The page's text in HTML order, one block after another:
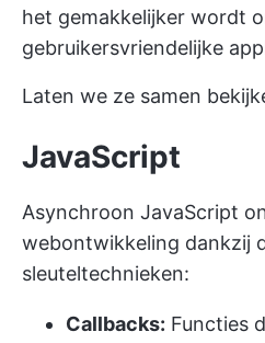
het gemakkelijker wordt
gebruikersvriendelijke
Laten we ze samen
JavaScript
Asynchroon JavaScript
webontwikkeling dankzij
sleuteltechnieken:
Callbacks: Functies